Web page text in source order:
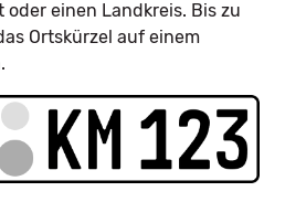
einen Landkreis. Bis zu
Ortskürzel auf einem